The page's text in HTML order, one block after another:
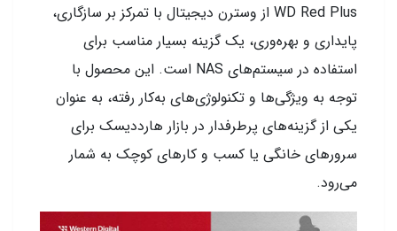
WD Red Plus از وسترن دیجیتال با تمرکز بر سازگاری،
پایداری و بهره‌وری، یک گزینه بسیار مناسب برای
استفاده در سیستم‌های NAS است. این محصول با
توجه به ویژگی‌ها و تکنولوژی‌های به‌کار رفته، به عنوان
یکی از گزینه‌های پرطرفدار در بازار هارد‌دیسک برای
سرورهای خانگی یا کسب و کارهای کوچک به شمار
می‌رود.